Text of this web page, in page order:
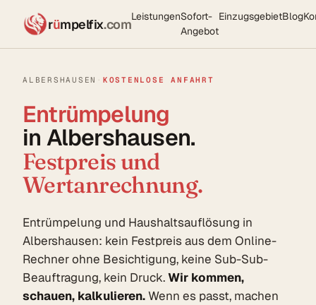
rümpelfix.comLeistungenSofort-
Angebot
EinzugsgebietBlog
ALBERSHAUSEN · KOSTENLOSE ANFAHRT
Entrümpelung
in Albershausen.
Festpreis und
Wertanrechnung.
Entrümpelung und Haushaltsauflösung in
Albershausen: kein Festpreis aus dem Online-
Rechner ohne Besichtigung, keine Sub-Sub-
Beauftragung, kein Druck.Wir kommen,
schauen, kalkulieren.Wenn es passt, machen